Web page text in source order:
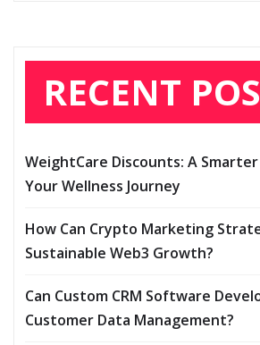
RECENT
WeightCare Discounts: A
Your Wellness Journey
How Can Crypto Marketing
Sustainable Web3 Growth?
Can Custom CRM Software
Customer Data Management?